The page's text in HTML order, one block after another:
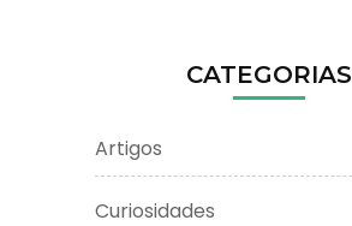
CATEGORIAS
Artigos
Curiosidades